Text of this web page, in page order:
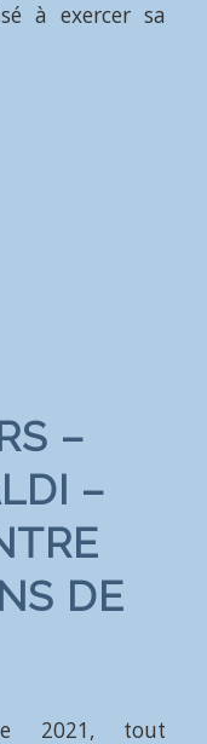
à exercer sa
–
–
DE
2021, tout